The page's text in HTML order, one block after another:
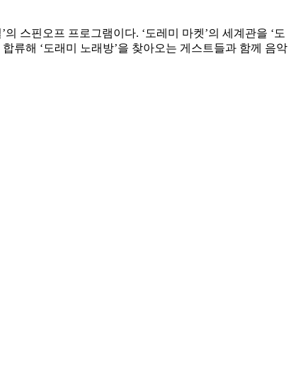
스핀오프 프로그램이다. ‘도레미 마켓’의 세계관을 ‘도
류해 ‘도래미 노래방’을 찾아오는 게스트들과 함께 음악